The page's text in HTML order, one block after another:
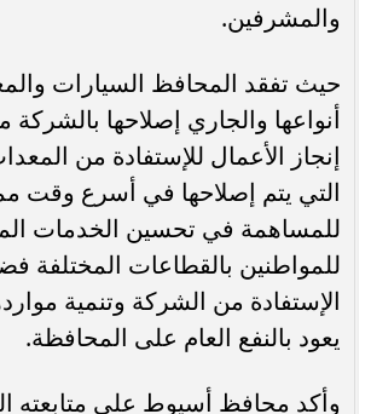
والمشرفين.
حيث تفقد المحافظ السيارات
أنواعها والجاري إصلاحها
إنجاز الأعمال للإستفادة من
التي يتم إصلاحها في أسرع وقت
للمساهمة في تحسين الخدمات
للمواطنين بالقطاعات المختلفة
الإستفادة من الشركة وتنمية
يعود بالنفع العام على المحافظة.
وأكد محافظ أسيوط على متابعته